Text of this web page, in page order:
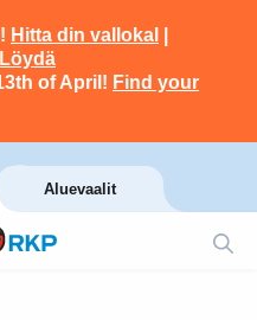
Hitta din vallokal
Löydä
of April! Find your
Aluevaalit